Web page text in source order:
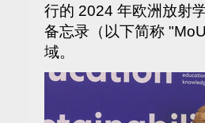
行的 2024 年欧洲放射
备忘录（以下简称
域。